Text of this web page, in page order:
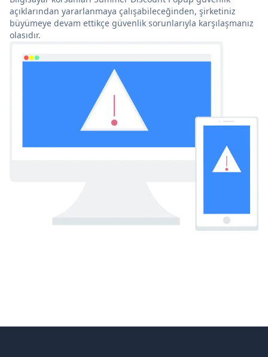
açıklarından yararlanmaya çalışabileceğinden, şirketiniz
büyümeye devam ettikçe güvenlik sorunlarıyla karşılaşmanız
olasıdır.